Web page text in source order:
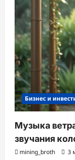
Бизнес и
Музыка
звучания
mining_broth 3